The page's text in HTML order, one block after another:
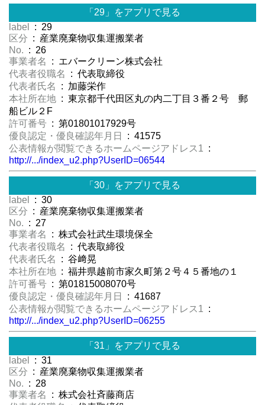
「29」をアプリで見る
label
: 29
区分 : 産業廃棄物収集運搬業者
No. : 26
事業者名
: エバークリーン株式会社
代表者役職名
: 代表取締役
代表者氏名
: 加藤栄作
本社所在地 : 東京都千代田区丸の内二丁目３番２号 郵
船ビル２F
許可番号 : 第01801017929号
優良認定・優良確認年月日
: 41575
公表情報が閲覧できるホームページアドレス1 :
http://.../index_u2.php?UserID=06544
「30」をアプリで見る
label
: 30
区分 : 産業廃棄物収集運搬業者
No. : 27
事業者名
: 株式会社武生環境保全
代表者役職名
: 代表取締役
代表者氏名
: 谷﨑晃
本社所在地 : 福井県越前市家久町第２号４５番地の１
許可番号 : 第01815008070号
優良認定・優良確認年月日
: 41687
公表情報が閲覧できるホームページアドレス1 :
http://.../index_u2.php?UserID=06255
「31」をアプリで見る
label
: 31
区分 : 産業廃棄物収集運搬業者
No. : 28
事業者名
: 株式会社斉藤商店